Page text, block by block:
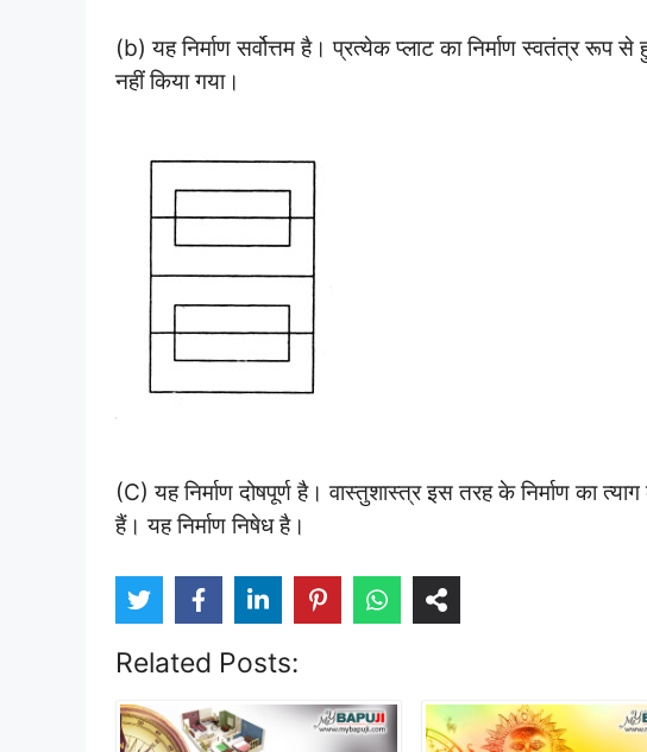
(b) यह निर्माण सर्वोत्तम है। प्रत्येक प्लाट का निर्माण स्वतंत्र रूप से
नहीं किया गया।
(C) यह निर्माण दोषपूर्ण है। वास्तुशास्त्र इस तरह के निर्माण का
हैं। यह निर्माण निषेध है।
Related Posts: